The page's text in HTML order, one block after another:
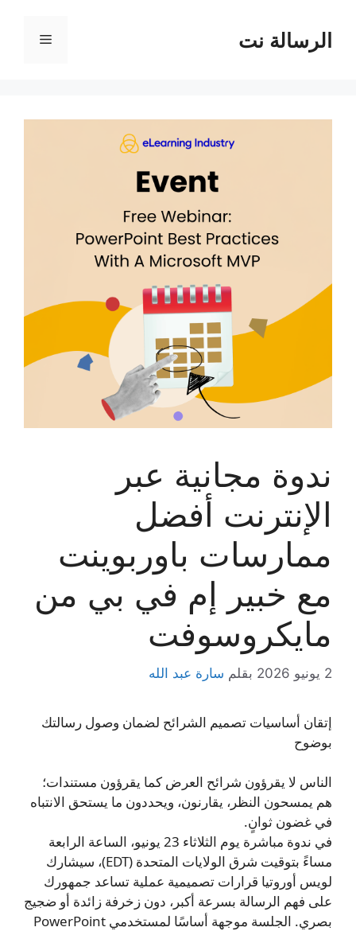
المحتوىالرسالة نت القائمة
ندوة مجانية عبر
الإنترنت أفضل
ممارسات باوربوينت
مع خبير إم في بي من
مايكروسوفت
2 يونيو 2026 بقلم سارة عبد الله
إتقان أساسيات تصميم الشرائح لضمان وصول رسالتك
بوضوح
الناس لا يقرؤون شرائح العرض كما يقرؤون مستندات؛
هم يمسحون النظر، يقارنون، ويحددون ما يستحق الانتباه
في غضون ثوانٍ.
في ندوة مباشرة يوم الثلاثاء 23 يونيو، الساعة الرابعة
مساءً بتوقيت شرق الولايات المتحدة (EDT)، سيشارك
لويس أوروتيا قرارات تصميمية عملية تساعد جمهورك
على فهم الرسالة بسرعة أكبر، دون زخرفة زائدة أو ضجيج
بصري. الجلسة موجهة أساسًا لمستخدمي PowerPoint